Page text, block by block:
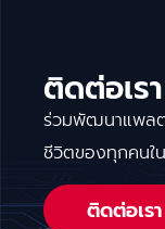
ติดต่อเรา
ร่วมพัฒนาแพล
ชีวิตของทุกคนใ
ติดต่อเรา